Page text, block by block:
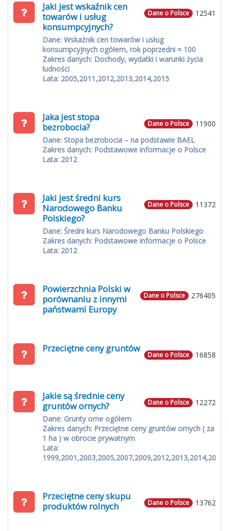
12541
Dane o Polsce
Jaki jest wskaźnik cen
towarów i usług
konsumpcyjnych?
Dane: Wskaźnik cen towarów i usług
konsumpcyjnych ogółem, rok poprzedni = 100
Zakres danych: Dochody, wydatki i warunki życia
ludności
Lata: 2005,2011,2012,2013,2014,2015
11900
Dane o Polsce
Jaka jest stopa
bezrobocia?
Dane: Stopa bezrobocia – na podstawie BAEL
Zakres danych: Podstawowe informacje o Polsce
Lata: 2012
11372
Dane o Polsce
Jaki jest średni kurs
Narodowego Banku
Polskiego?
Dane: Średni kurs Narodowego Banku Polskiego
Zakres danych: Podstawowe informacje o Polsce
Lata: 2012
276405
Dane o Polsce
Powierzchnia Polski w
porównaniu z innymi
państwami Europy
16858
Dane o Polsce
Przeciętne ceny gruntów
12272
Dane o Polsce
Jakie są średnie ceny
gruntów ornych?
Dane: Grunty orne ogółem
Zakres danych: Przeciętne ceny gruntów ornych ( za
1 ha ) w obrocie prywatnym
Lata:
1999,2001,2003,2005,2007,2009,2012,2013,2014,2015
13762
Dane o Polsce
Przeciętne ceny skupu
produktów rolnych